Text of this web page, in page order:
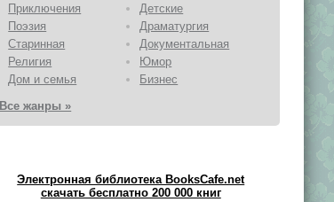
Приключения
Детские
Поэзия
Драматургия
Старинная
Документальная
Религия
Юмор
Дом и семья
Бизнес
Все жанры »
Электронная библиотека BooksCafe.net
скачать бесплатно 200 000 книг